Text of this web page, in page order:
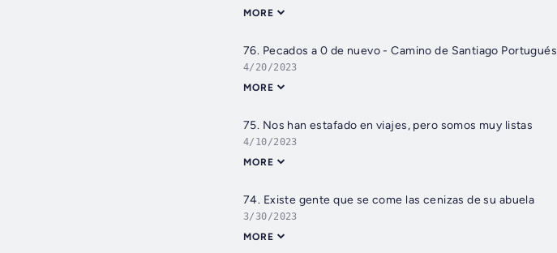
MORE
76. Pecados a 0 de nuevo - Camino de Santiago Portugués
4/20/2023
MORE
75. Nos han estafado en viajes, pero somos muy listas
4/10/2023
MORE
74. Existe gente que se come las cenizas de su abuela
3/30/2023
MORE